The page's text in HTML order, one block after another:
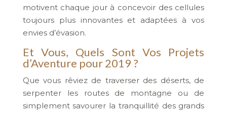
motivent chaque jour à concevoir des cellules
toujours plus innovantes et adaptées à vos
envies d’évasion.
Et Vous, Quels Sont Vos Projets
d’Aventure pour 2019 ?
Que vous rêviez de traverser des déserts, de
serpenter les routes de montagne ou de
simplement savourer la tranquillité des grands